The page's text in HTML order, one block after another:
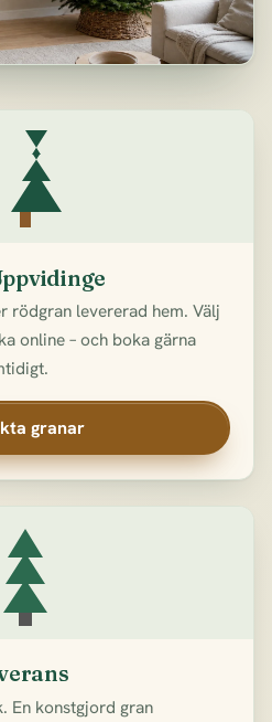
rödgran levererad hem. Välj
online – och boka gärna
granar
En konstgjord gran